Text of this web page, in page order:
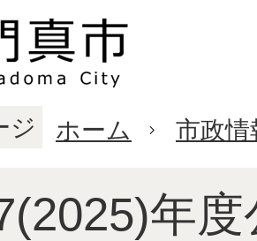
ジ ホーム 市政情
年